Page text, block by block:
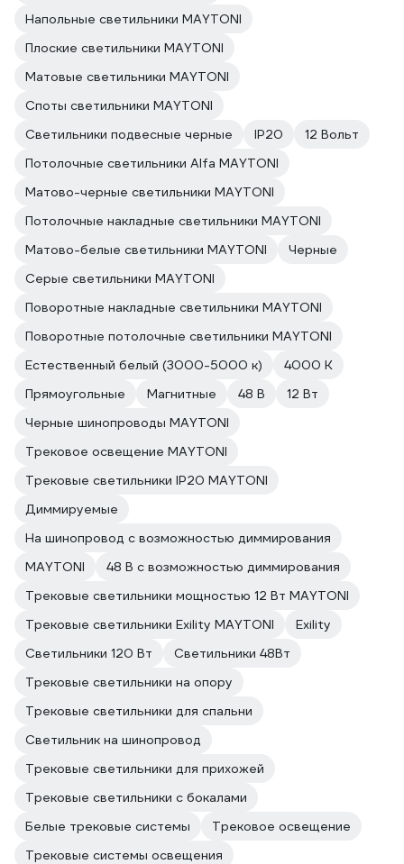
Напольные светильники MAYTONI
Плоские светильники MAYTONI
Матовые светильники MAYTONI
Споты светильники MAYTONI
Светильники подвесные черные
IP20
12 Вольт
Потолочные светильники Alfa MAYTONI
Матово-черные светильники MAYTONI
Потолочные накладные светильники MAYTONI
Матово-белые светильники MAYTONI
Черные
Серые светильники MAYTONI
Поворотные накладные светильники MAYTONI
Поворотные потолочные светильники MAYTONI
Естественный белый (3000-5000 к)
4000 К
Прямоугольные
Магнитные 48 В
12 Вт
Черные шинопроводы MAYTONI
Трековое освещение MAYTONI
Трековые светильники IP20 MAYTONI
Диммируемые
На шинопровод с возможностью диммирования
MAYTONI
48 В с возможностью диммирования
Трековые светильники мощностью 12 Вт MAYTONI
Трековые светильники Exility MAYTONI
Exility
Светильники 120 Вт
Светильники 48Вт
Трековые светильники на опору
Трековые светильники для спальни
Светильник на шинопровод
Трековые светильники для прихожей
Трековые светильники с бокалами
Белые трековые системы
Трековое освещение
Трековые системы освещения